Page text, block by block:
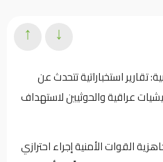
تقارير استخباراتية تتحدث عن
عراقية والحوثيين لاستهداف
القوات الأمنية إجراء احترازي
↓
↑